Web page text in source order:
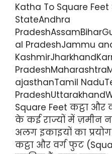
Katha To Square
StateAndhra
al PradeshJammu
ajasthanTamil
Square Feet कट्ठा
के कई राज्यों में ज़मीन
अलग इकाइयों का
कट्ठा और वर्ग फुट